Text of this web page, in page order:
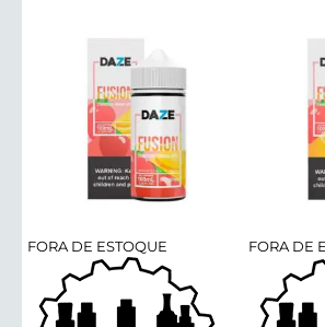
FORA DE ESTOQUE FORA DE